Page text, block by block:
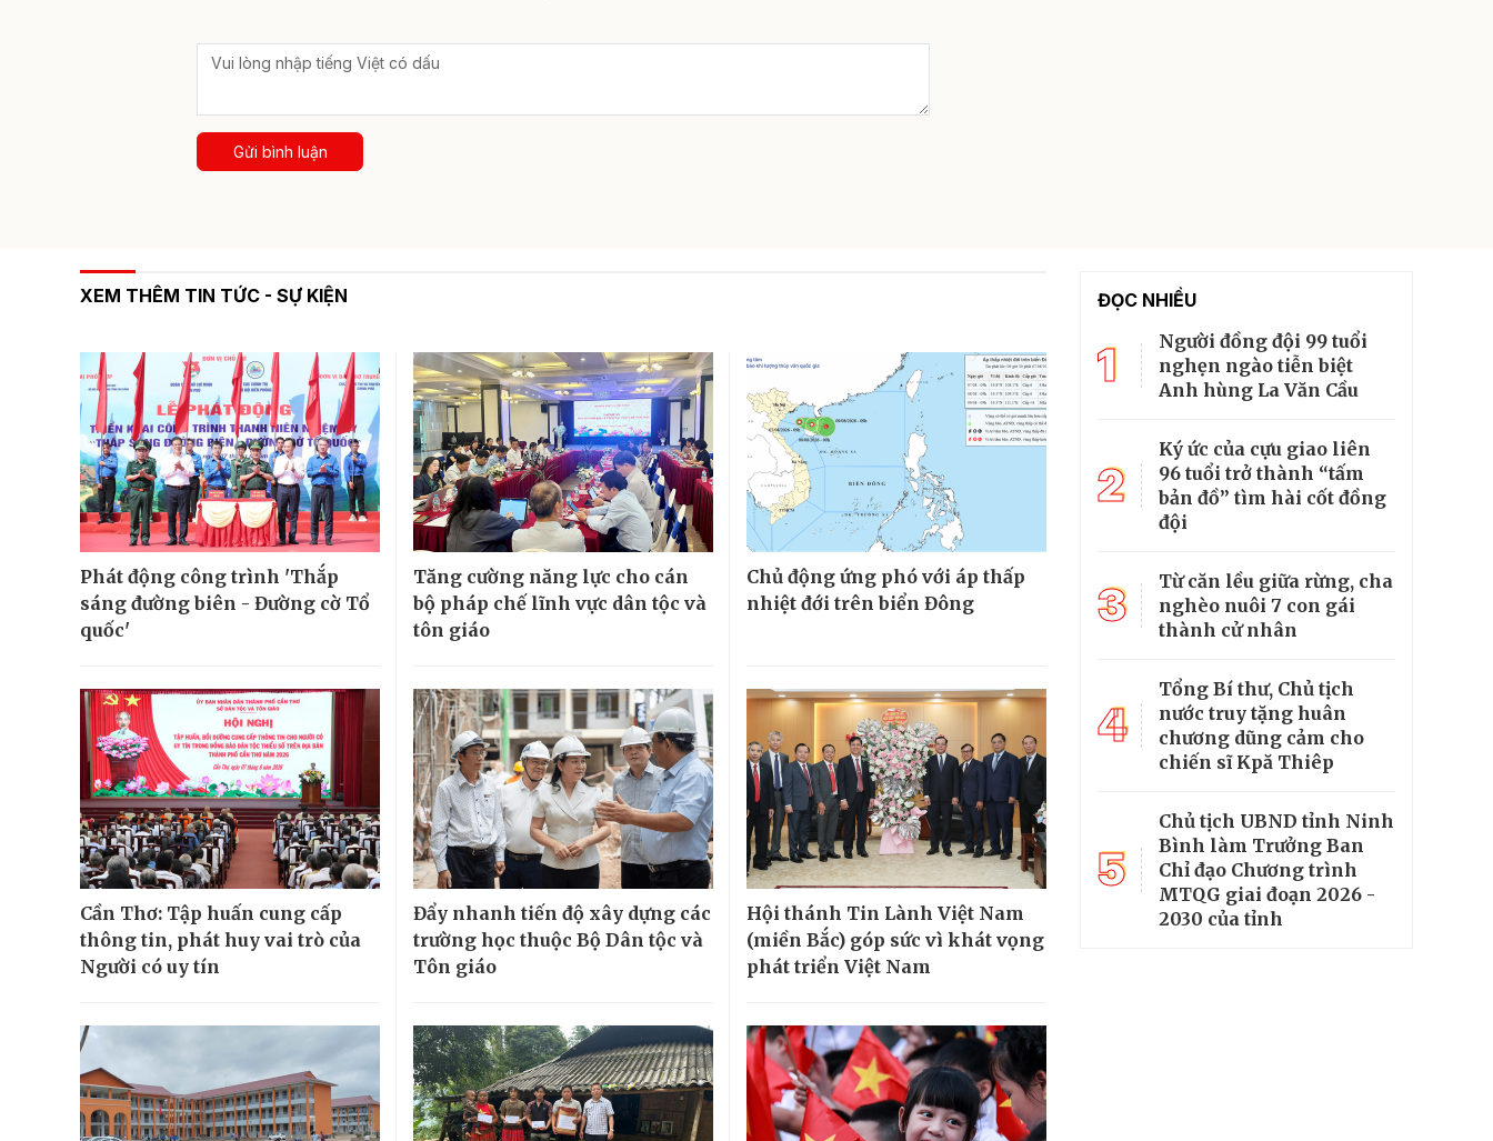
Gửi bình luận
XEM THÊM TIN TỨC - SỰ KIỆN
Phát động công trình 'Thắp
sáng đường biên - Đường cờ Tổ
quốc'
Tăng cường năng lực cho cán
bộ pháp chế lĩnh vực dân tộc và
tôn giáo
Chủ động ứng phó với áp thấp
nhiệt đới trên biển Đông
Cần Thơ: Tập huấn cung cấp
thông tin, phát huy vai trò của
Người có uy tín
Đẩy nhanh tiến độ xây dựng các
trường học thuộc Bộ Dân tộc và
Tôn giáo
Hội thánh Tin Lành Việt Nam
(miền Bắc) góp sức vì khát vọng
phát triển Việt Nam
ĐỌC NHIỀU
1
Người đồng đội 99 tuổi
nghẹn ngào tiễn biệt
Anh hùng La Văn Cầu
2
Ký ức của cựu giao liên
96 tuổi trở thành “tấm
bản đồ” tìm hài cốt đồng
đội
3
Từ căn lều giữa rừng, cha
nghèo nuôi 7 con gái
thành cử nhân
4
Tổng Bí thư, Chủ tịch
nước truy tặng huân
chương dũng cảm cho
chiến sĩ Kpă Thiêp
5
Chủ tịch UBND tỉnh Ninh
Bình làm Trưởng Ban
Chỉ đạo Chương trình
MTQG giai đoạn 2026 -
2030 của tỉnh